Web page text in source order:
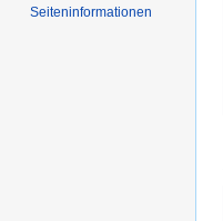
Seiten­­informationen